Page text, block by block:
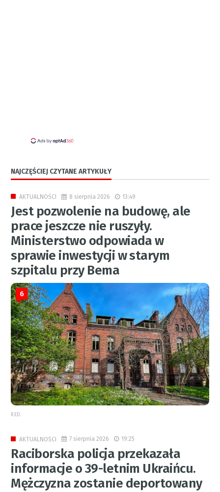
NAJCZĘŚCIEJ CZYTANE ARTYKUŁY
AKTUALNOŚCI 8 sierpnia 2026 13:49
Jest pozwolenie na budowę, ale
prace jeszcze nie ruszyły.
Ministerstwo odpowiada w
sprawie inwestycji w starym
szpitalu przy Bema
6
RED.
AKTUALNOŚCI 7 sierpnia 2026 19:25
Raciborska policja przekazała
informacje o 39-letnim Ukraińcu.
Mężczyzna zostanie deportowany